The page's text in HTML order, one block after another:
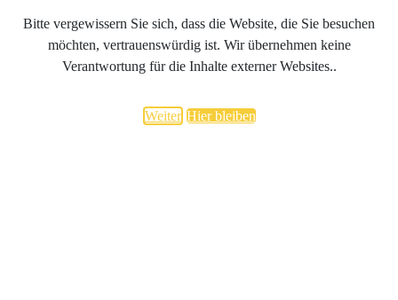
Bitte vergewissern Sie sich, dass die Website, die Sie besuchen
möchten, vertrauenswürdig ist. Wir übernehmen keine
Verantwortung für die Inhalte externer Websites..
Weiter Hier bleiben